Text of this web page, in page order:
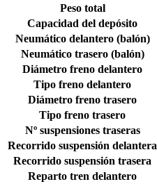
Peso total
Capacidad del depósito
Neumático delantero (balón)
Neumático trasero (balón)
Diámetro freno delantero
Tipo freno delantero
Diámetro freno trasero
Tipo freno trasero
Nº suspensiones traseras
Recorrido suspensión delantera
Recorrido suspensión trasera
Reparto tren delantero